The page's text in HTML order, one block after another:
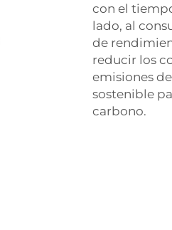
con el
lado, al
de
reducir los
emisiones
sostenible
carbono.